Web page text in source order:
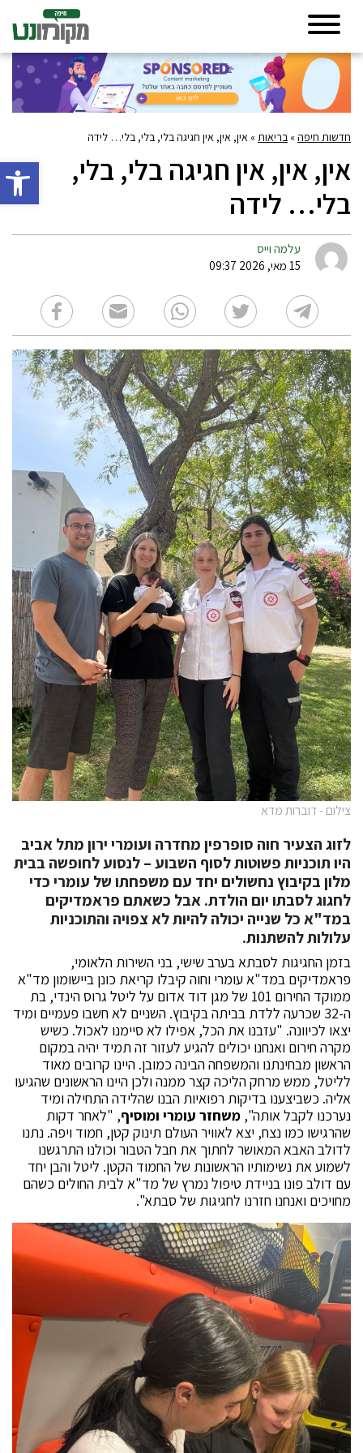
פתח
חדשות חיפה» בריאות» אין, אין, אין חגיגה בלי, בלי, בלי… לידה
אין, אין, אין חגיגה בלי, בלי,
בלי… לידה
עלמה וייס
15 מאי, 2026 09:37
צילום - דוברות מדא
לזוג הצעיר חוה סופרפין מחדרה ועומרי ירון מתל אביב
היו תוכניות פשוטות לסוף השבוע – לנסוע לחופשה בבית
מלון בקיבוץ נחשולים יחד עם משפחתו של עומרי כדי
לחגוג לסבתו יום הולדת. אבל כשאתם פראמדיקים
במד"א כל שנייה יכולה להיות לא צפויה והתוכניות
עלולות להשתנות.
בזמן החגיגות לסבתא בערב שישי, בני השירות הלאומי,
פראמדיקים במד"א עומרי וחוה קיבלו קריאת כונן ביישומון מד"א
ממוקד החירום 101 של מגן דוד אדום על ליטל גרוס הינדי, בת
ה-32 שכרעה ללדת בביתה בקיבוץ. השניים לא חשבו פעמיים ומיד
יצאו לכיוונה. "עזבנו את הכל, אפילו לא סיימנו לאכול. כשיש
מקרה חירום ואנחנו יכולים להגיע לעזור זה תמיד יהיה במקום
הראשון מבחינתנו והמשפחה הבינה כמובן. היינו קרובים מאוד
לליטל, ממש מרחק הליכה קצר ממנה ולכן היינו הראשונים שהגיעו
אליה. כשביצענו בדיקות רפואיות הבנו שהלידה התחילה ומיד
נערכנו לקבל אותה",משחזר עומרי ומוסיף, "לאחר דקות
שהרגישו כמו נצח, יצא לאוויר העולם תינוק קטן, חמוד ויפה. נתנו
לדולב האבא המאושר לחתוך את חבל הטבור וכולנו התרגשנו
לשמוע את נשימותיו הראשונות של החמוד הקטן. ליטל והבן יחד
עם דולב פונו בניידת טיפול נמרץ של מד"א לבית החולים כשהם
מחויכים ואנחנו חזרנו לחגיגות של סבתא".